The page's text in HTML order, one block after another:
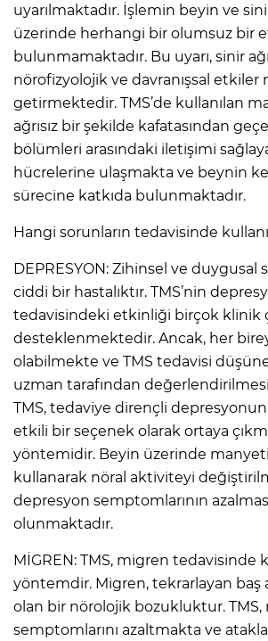
uyarılmaktadır. İşlemin beyin ve
üzerinde herhangi bir olumsuz bir
bulunmamaktadır. Bu uyarı, sinir
nörofizyolojik ve davranışsal etkiler
getirmektedir. TMS’de kullanılan
ağrısız bir şekilde kafatasından
bölümleri arasındaki iletişimi
hücrelerine ulaşmakta ve beynin
sürecine katkıda bulunmaktadır.
Hangi sorunların tedavisinde
DEPRESYON: Zihinsel ve duygusal
ciddi bir hastalıktır. TMS’nin
tedavisindeki etkinliği birçok klinik
desteklenmektedir. Ancak, her
olabilmekte ve TMS tedavisi
uzman tarafından
TMS, tedaviye dirençli
etkili bir seçenek olarak ortaya
yöntemidir. Beyin üzerinde
kullanarak nöral aktiviteyi
depresyon semptomlarının
olunmaktadır.
MİGREN: TMS, migren tedavisinde
yöntemdir. Migren, tekrarlayan baş
olan bir nörolojik bozukluktur. TMS,
semptomlarını azaltmakta ve